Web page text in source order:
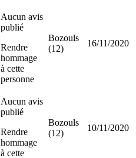
Aucun avis
publié
Rendre
hommage
à cette
personne
Bozouls
(12)
16/11/2020
Aucun avis
publié
Rendre
hommage
à cette
Bozouls
(12)
10/11/2020